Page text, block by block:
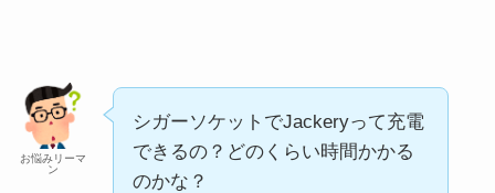
お悩みリーマ
ン
シガーソケットでJackeryって充電
できるの？どのくらい時間かかる
のかな？